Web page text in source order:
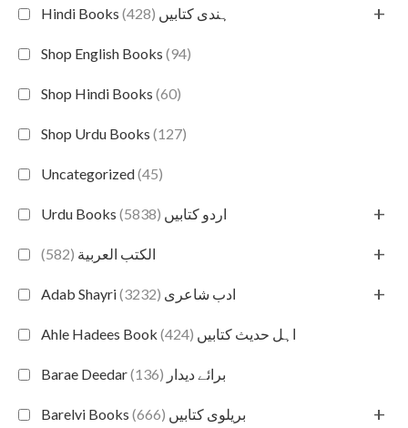
Hindi Books ہندی کتابیں (428) +
Shop English Books (94)
Shop Hindi Books (60)
Shop Urdu Books (127)
Uncategorized(45)
Urdu Books اردو کتابیں (5838) +
الكتب العربية (582) +
Adab Shayri ادب شاعری (3232) +
Ahle Hadees Book اہل حدیث کتابیں (424)
Barae Deedar برائے دیدار (136)
Barelvi Books بریلوی کتابیں (666) +